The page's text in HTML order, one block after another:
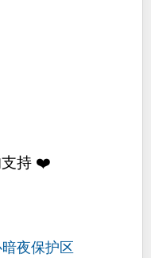
支持 ❤️
夜保护区